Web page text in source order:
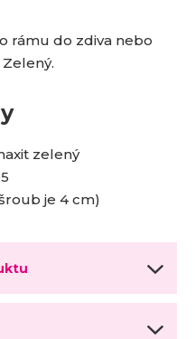
rámu do zdiva nebo
zelený
je 4 cm)